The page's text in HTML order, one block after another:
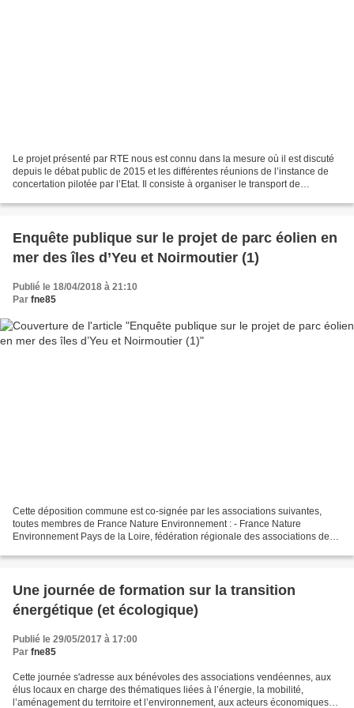
Le projet présenté par RTE nous est connu dans la mesure où il est discuté
depuis le débat public de 2015 et les différentes réunions de l’instance de
concertation pilotée par l’Etat. Il consiste à organiser le transport de
Enquête publique sur le projet de parc éolien en
mer des îles d’Yeu et Noirmoutier (1)
Publié le 18/04/2018 à 21:10
Par fne85
Cette déposition commune est co-signée par les associations suivantes,
toutes membres de France Nature Environnement : - France Nature
Environnement Pays de la Loire, fédération régionale des associations de
Une journée de formation sur la transition
énergétique (et écologique)
Publié le 29/05/2017 à 17:00
Par fne85
Cette journée s'adresse aux bénévoles des associations vendéennes, aux
élus locaux en charge des thématiques liées à l’énergie, la mobilité,
l’aménagement du territoire et l’environnement, aux acteurs économiques